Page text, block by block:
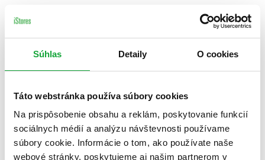
Súhlas Detaily O cookies
Táto webstránka používa súbory cookies
Na prispôsobenie obsahu a reklám, poskytovanie funkcií
sociálnych médií a analýzu návštevnosti používame
súbory cookie. Informácie o tom, ako používate naše
webové stránky, poskytujeme aj našim partnerom v